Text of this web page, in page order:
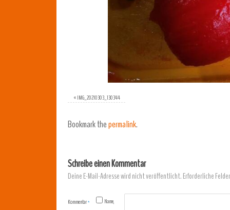
«IMG_20210303_130344
Bookmark thepermalink.
Schreibe einen Kommentar
Deine E-Mail-Adresse wird nicht veröffentlicht.Erforderliche
Kommentar*
Name,